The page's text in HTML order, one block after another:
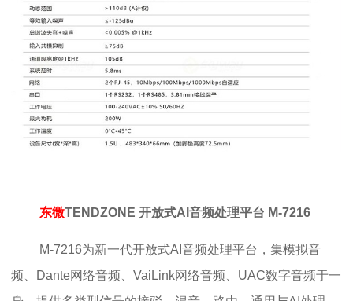
东微TENDZONE 开放式AI音频处理平台 M-7216
M-7216为新一代开放式AI音频处理平台，集模拟音
频、Dante网络音频、VaiLink网络音频、UAC数字音频于一